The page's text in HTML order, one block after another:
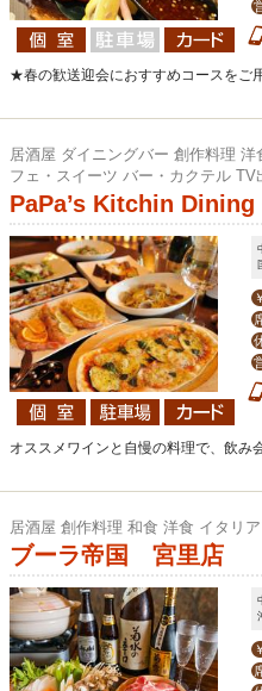
★春の歓送迎会におすすめコースをご
居酒屋 ダイニングバー 創作料理
フェ・スイーツ バー・カクテル TV
PaPa’s Kitchin Dining
オススメワインと自慢の料理で、飲み
居酒屋 創作料理 和食 洋食 イタリ
ブーラ帝国 宮里店